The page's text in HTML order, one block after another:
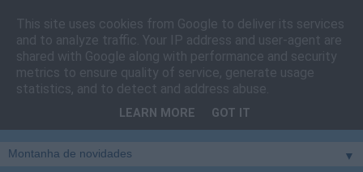
Cais do Pico
Blog sobre um pouco de tudo relacionado com a ilha
vila e ao concelho de São Roque do Pico
▼
This site uses cookies from Google to deliver its services
and to analyze traffic. Your IP address and user-agent are
shared with Google along with performance and security
metrics to ensure quality of service, generate usage
statistics, and to detect and address abuse.
LEARN MORE GOT IT